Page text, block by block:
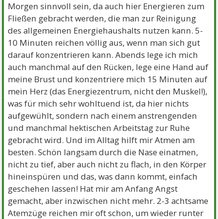
Morgen sinnvoll sein, da auch hier Energieren zum
Fließen gebracht werden, die man zur Reinigung
des allgemeinen Energiehaushalts nutzen kann. 5-
10 Minuten reichen völlig aus, wenn man sich gut
darauf konzentrieren kann. Abends lege ich mich
auch manchmal auf den Rücken, lege eine Hand auf
meine Brust und konzentriere mich 15 Minuten auf
mein Herz (das Energiezentrum, nicht den Muskel!),
was für mich sehr wohltuend ist, da hier nichts
aufgewühlt, sondern nach einem anstrengenden
und manchmal hektischen Arbeitstag zur Ruhe
gebracht wird. Und im Alltag hilft mir Atmen am
besten. Schön langsam durch die Nase einatmen,
nicht zu tief, aber auch nicht zu flach, in den Körper
hineinspüren und das, was dann kommt, einfach
geschehen lassen! Hat mir am Anfang Angst
gemacht, aber inzwischen nicht mehr. 2-3 achtsame
Atemzüge reichen mir oft schon, um wieder runter